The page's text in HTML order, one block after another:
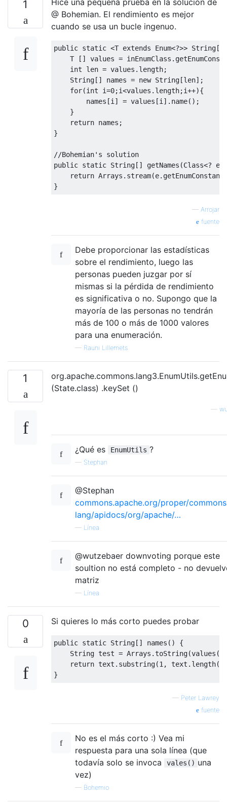
1
@ Bohemian. El rendimiento es mejor
cuando se usa un bucle ingenuo.
public static <T extends Enum<?>> String[]
    T
[] values = inEnumClass .
int len = values . length;
String[] names = new String[len];
for(int i=0;i<values . length;i++){
        names
[i ] = values [i ]. name();
}
return names ;
}
//Bohemian's solution
public static String[] getNames (Class<?
return Arrays . stream(e.
}
— Arrojar
fuente
Debe proporcionar las estadísticas
sobre el rendimiento, luego las
personas pueden juzgar por sí
mismas si la pérdida de rendimiento
es significativa o no. Supongo que la
mayoría de las personas no tendrán
más de 100 o más de 1000 valores
para una enumeración.
— Rauni Lillemets
1
(State.class) .keySet ()
¿Qué es EnumUtils ?
— Stephan
@Stephan
commons.apache.org/proper/
lang/apidocs/org/apache/…
— Línea
@wutzebaer downvoting porque este
soultion no está completo - no
matriz
— Línea
0 Si quieres lo más corto puedes probar
public static String[] names ()
{
String test = Arrays .toString(values
return text . substring(1 , text . length
}
— Peter Lawrey
fuente
No es el más corto :) Vea mi
respuesta para una sola línea (que
todavía solo se invoca
vales() una
vez)
— Bohemio